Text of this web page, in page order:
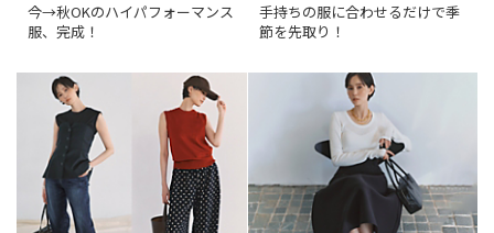
ホワイト ブラック
グレー
ベージュ
ブラウン
オレンジ
イエロー
レッド
ピンク
パープル
グリーン
ブルー
今→秋OKのハイパフォーマンス
服、完成！
手持ちの服に合わせるだけで季
節を先取り！